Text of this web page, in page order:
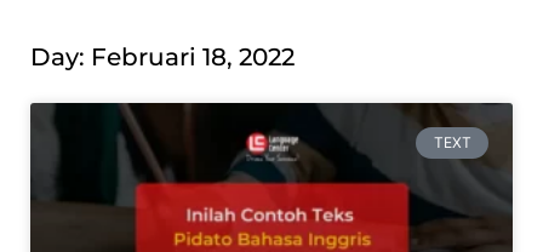
Day: Februari 18, 2022
TEXT